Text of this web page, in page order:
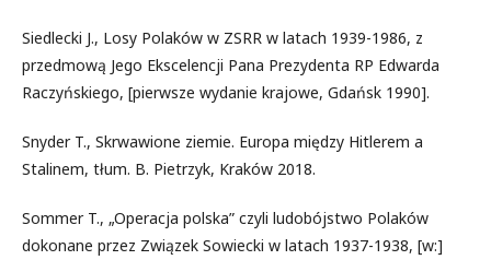
Siedlecki J., Losy Polaków w ZSRR w latach 1939-1986, z
przedmową Jego Ekscelencji Pana Prezydenta RP Edwarda
Raczyńskiego, [pierwsze wydanie krajowe, Gdańsk 1990].
Snyder T., Skrwawione ziemie. Europa między Hitlerem a
Stalinem, tłum. B. Pietrzyk, Kraków 2018.
Sommer T., „Operacja polska” czyli ludobójstwo Polaków
dokonane przez Związek Sowiecki w latach 1937-1938, [w:]